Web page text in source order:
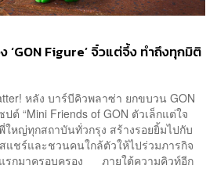
‘GON Figure’ จิ๋วแต่จึ้ง ทำถึงทุกมิติ
หลัง บาร์บีคิวพลาซ่า ยกขบวน GON
ต์ “Mini Friends of GON ตัวเล็กแต่ใจ
หญ่ทุกสถาบันทั่วกรุง สร้างรอยยิ้มไปกับ
แชร์และชวนคนใกล้ตัวให้ไปร่วมภารกิจ
แรกมาครอบครอง ภายใต้ความคิวท์อีก